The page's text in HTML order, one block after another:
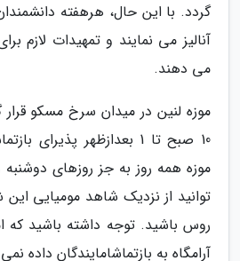
گردد. با این حال، هرهفته
آنالیز می نمایند و تمهیدات لازم
می دهند.
موزه لنین در میدان سرخ مسکو
10 صبح تا 1 بعدازظهر
موزه همه روز به جز روزهای
توانید از نزدیک شاهد مومیایی
روس باشید. توجه داشته باشید
آرامگاه به بازتماشامایندگان داده